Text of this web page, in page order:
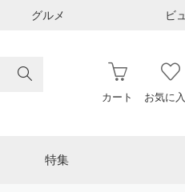
グルメ ビ
カート お気に
特集